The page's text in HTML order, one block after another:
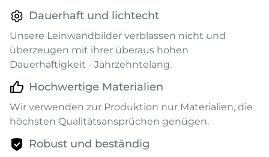
Dauerhaft und lichtecht
Unsere Leinwandbilder verblassen nicht und
überzeugen mit ihrer überaus hohen
Dauerhaftigkeit - Jahrzehntelang.
Hochwertige Materialien
Wir verwenden zur Produktion nur Materialien, die
höchsten Qualitätsansprüchen genügen.
Robust und beständig